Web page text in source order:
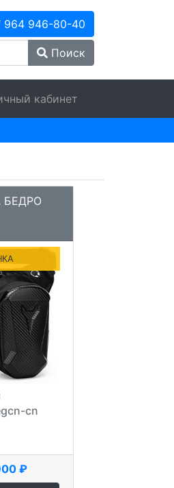
964 946-80-40
Поиск
кабинет
БЕДРО
cn
₽